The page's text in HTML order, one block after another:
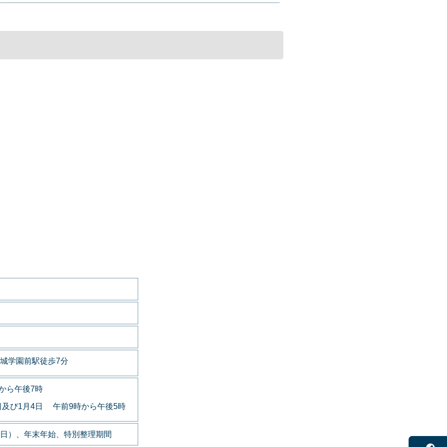
学園前駅徒歩7分
ら午後7時
及び1月4日 午前9時から午後5時
）、年末年始、特別整理期間